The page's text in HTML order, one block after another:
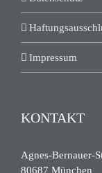
Impressum
KONTAKT
Agnes-Bernauer-
80687 München